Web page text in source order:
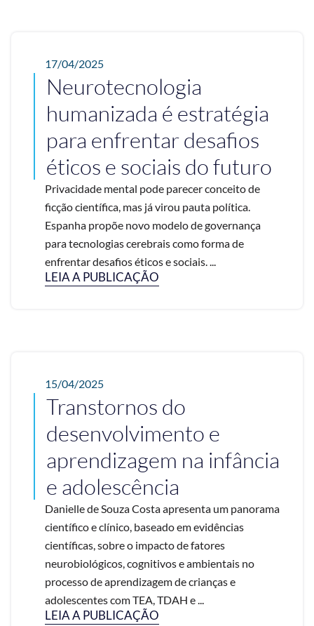
17/04/2025
Neurotecnologia
humanizada é estratégia
para enfrentar desafios
éticos e sociais do futuro
Privacidade mental pode parecer conceito de
ficção científica, mas já virou pauta política.
Espanha propõe novo modelo de governança
para tecnologias cerebrais como forma de
enfrentar desafios éticos e sociais. ...
LEIA A PUBLICAÇÃO
15/04/2025
Transtornos do
desenvolvimento e
aprendizagem na infância
e adolescência
Danielle de Souza Costa apresenta um panorama
científico e clínico, baseado em evidências
científicas, sobre o impacto de fatores
neurobiológicos, cognitivos e ambientais no
processo de aprendizagem de crianças e
adolescentes com TEA, TDAH e ...
LEIA A PUBLICAÇÃO